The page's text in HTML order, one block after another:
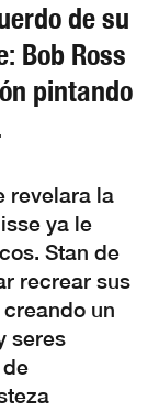
de su
Bob Ross
pintando
revelara la
ya le
Stan de
recrear sus
un
seres